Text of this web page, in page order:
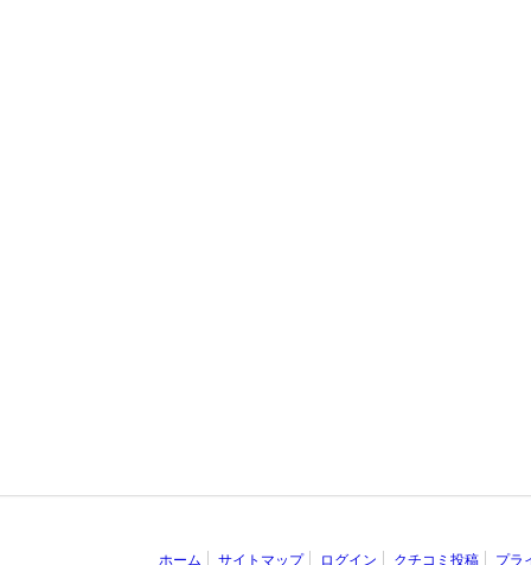
ホーム サイトマップ ログイン クチコミ投稿 プラ